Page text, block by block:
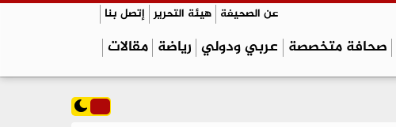
عن الصحيفة هيئة التحرير إتصل بنا
صحافة متخصصة عربي ودولي رياضة مقالات